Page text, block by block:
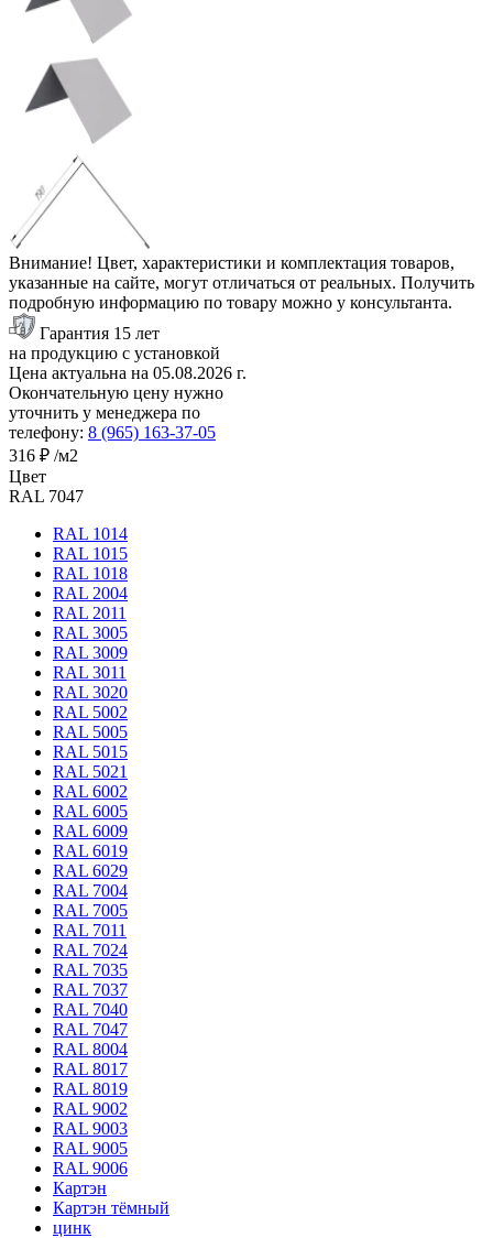
Внимание! Цвет, характеристики и комплектация товаров,
указанные на сайте, могут отличаться от реальных. Получить
подробную информацию по товару можно у консультанта.
Гарантия 15 лет
на продукцию с установкой
Цена актуальна на 05.08.2026 г.
Окончательную цену нужно
уточнить у менеджера по
телефону: 8 (965) 163-37-05
316 ₽ /м2
Цвет
RAL 7047
RAL 1014
RAL 1015
RAL 1018
RAL 2004
RAL 2011
RAL 3005
RAL 3009
RAL 3011
RAL 3020
RAL 5002
RAL 5005
RAL 5015
RAL 5021
RAL 6002
RAL 6005
RAL 6009
RAL 6019
RAL 6029
RAL 7004
RAL 7005
RAL 7011
RAL 7024
RAL 7035
RAL 7037
RAL 7040
RAL 7047
RAL 8004
RAL 8017
RAL 8019
RAL 9002
RAL 9003
RAL 9005
RAL 9006
Картэн
Картэн тёмный
цинк